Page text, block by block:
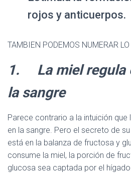
rojos y anticuerpos.
TAMBIEN PODEMOS NUMERAR
1. La miel regula
la sangre
Parece contrario a la intuición que
en la sangre. Pero el secreto de
está en la balanza de fructosa y
consume la miel, la porción de
glucosa sea captada por el